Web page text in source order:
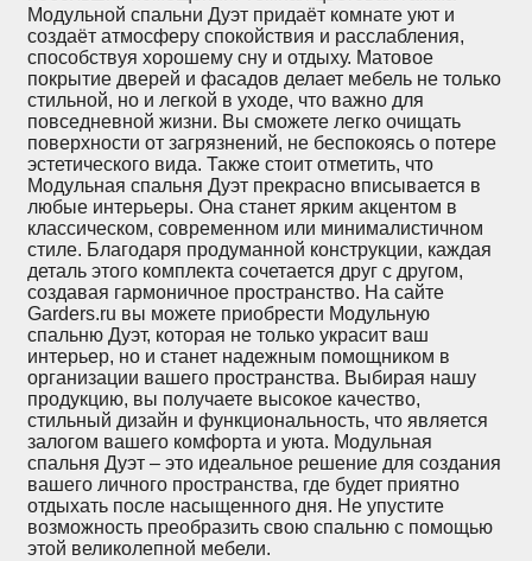
Модульной спальни Дуэт придаёт комнате уют и
создаёт атмосферу спокойствия и расслабления,
способствуя хорошему сну и отдыху. Матовое
покрытие дверей и фасадов делает мебель не только
стильной, но и легкой в уходе, что важно для
повседневной жизни. Вы сможете легко очищать
поверхности от загрязнений, не беспокоясь о потере
эстетического вида. Также стоит отметить, что
Модульная спальня Дуэт прекрасно вписывается в
любые интерьеры. Она станет ярким акцентом в
классическом, современном или минималистичном
стиле. Благодаря продуманной конструкции, каждая
деталь этого комплекта сочетается друг с другом,
создавая гармоничное пространство. На сайте
Garders.ru вы можете приобрести Модульную
спальню Дуэт, которая не только украсит ваш
интерьер, но и станет надежным помощником в
организации вашего пространства. Выбирая нашу
продукцию, вы получаете высокое качество,
стильный дизайн и функциональность, что является
залогом вашего комфорта и уюта. Модульная
спальня Дуэт – это идеальное решение для создания
вашего личного пространства, где будет приятно
отдыхать после насыщенного дня. Не упустите
возможность преобразить свою спальню с помощью
этой великолепной мебели.